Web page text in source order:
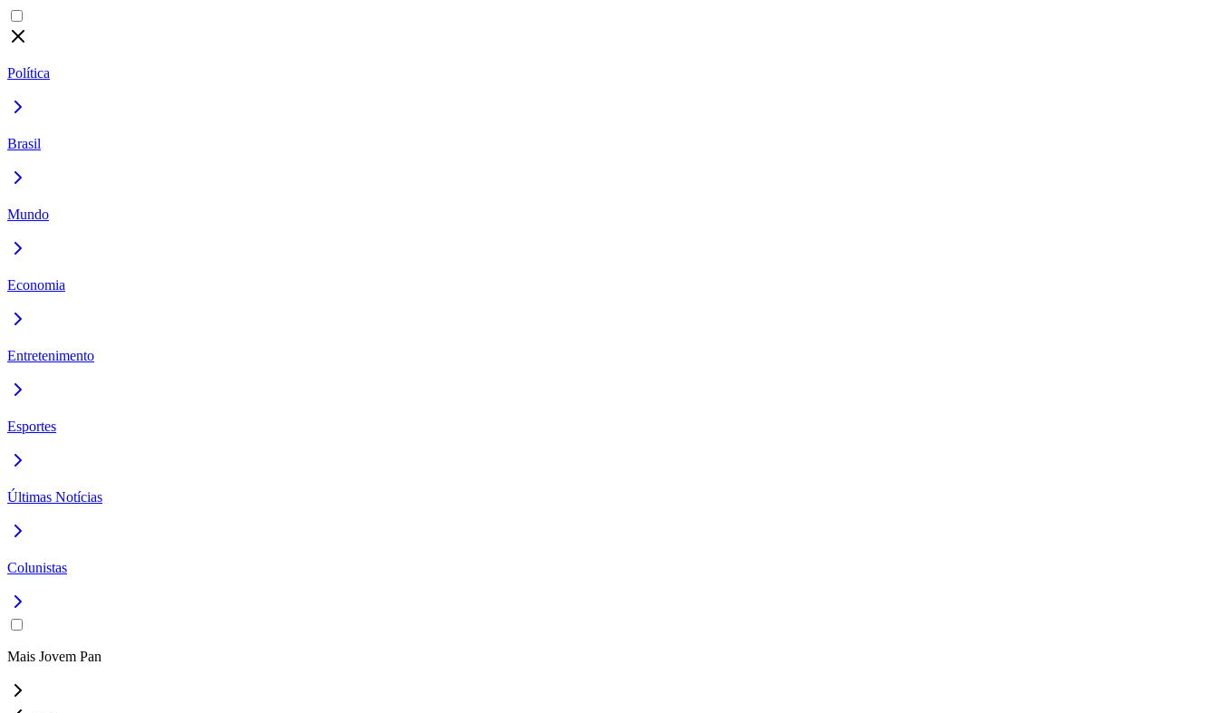
Política
Brasil
Mundo
Economia
Entretenimento
Esportes
Últimas Notícias
Colunistas
Mais Jovem Pan